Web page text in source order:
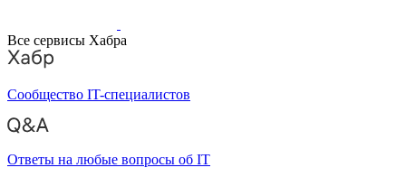
Все сервисы Хабра
Сообщество IT-специалистов
Ответы на любые вопросы об IT